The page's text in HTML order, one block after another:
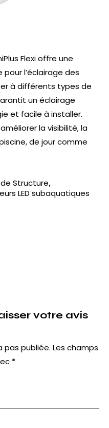
Flexi offre une
l’éclairage des
à différents types de
un éclairage
et facile à installer.
la visibilité, la
de jour comme
Structure,
LED subaquatiques
votre avis
pas publiée. Les champs
*